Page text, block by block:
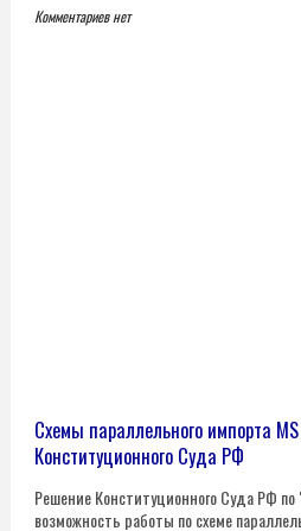
Комментариев нет
Схемы параллельного импорта
Конституционного Суда РФ
Решение Конституционного Суда РФ
возможность работы по схеме